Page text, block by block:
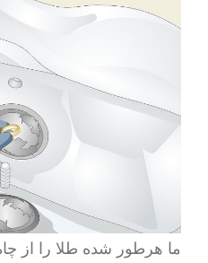
ما هرطور شده طلا را از